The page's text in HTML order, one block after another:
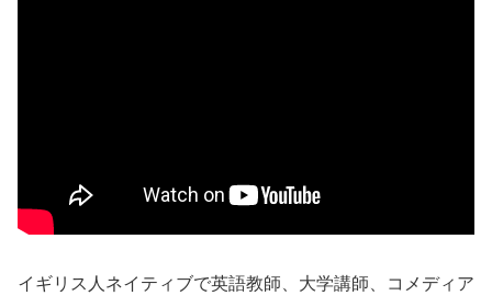
イギリス人ネイティブで英語教師、大学講師、コメディア